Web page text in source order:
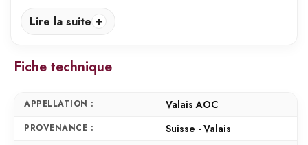
Lire la suite
Fiche technique
APPELLATION : Valais AOC
PROVENANCE : Suisse - Valais